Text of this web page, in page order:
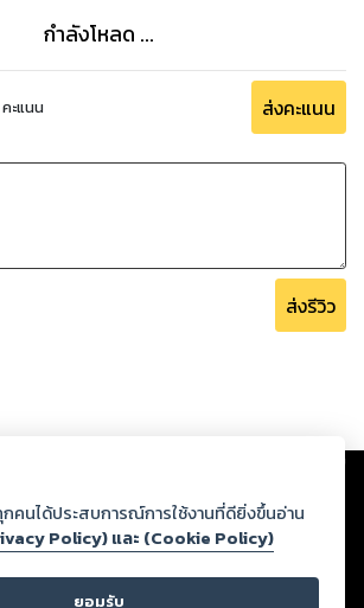
กำลังโหลด ...
คะแนน ส่งคะแนน
ส่งรีวิว
ปโหลดผ่านเว็บไซต์และปรากฏว่าละเมิดสิทธิใน
คลอื่นหรือขัดต่อกฎหมายและศีลธรรม ดังนั้น ผู้อ่าน
ในการกลั่นกรองด้วยตนเอง และหากท่านพบว่าส่วน
ละศีลธรรม กรุณาแจ้งมายังบริษัท เพื่อทีมงานจะได้
างสตอรี่ล็อกขอสงวนลิขสิทธิ์ตามพระราชบัญญัติ
กคนได้ประสบการณ์การใช้งานที่ดียิ่งขึ้นอ่าน
Policy) และ (Cookie Policy)
ยอมรับ